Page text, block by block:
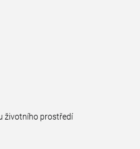
životního prostředí